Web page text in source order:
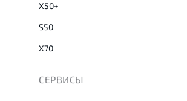
X50+
S50
X70
СЕРВИСЫ